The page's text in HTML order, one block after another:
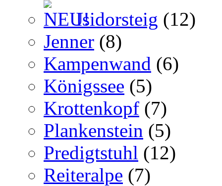
Isidorsteig (12)
Jenner (8)
Kampenwand (6)
Königssee (5)
Krottenkopf (7)
Plankenstein (5)
Predigtstuhl (12)
Reiteralpe (7)